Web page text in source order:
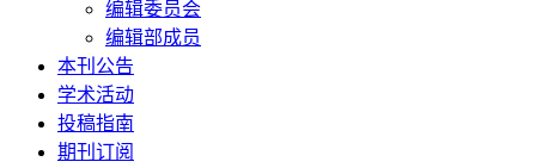
编辑委员会
编辑部成员
本刊公告
学术活动
投稿指南
期刊订阅